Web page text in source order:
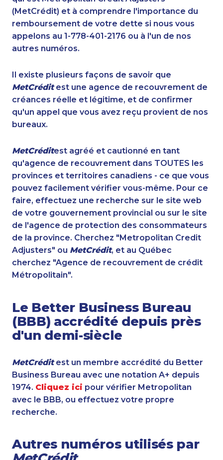
(MetCrédit) et à comprendre l'importance du
remboursement de votre dette si nous vous
appelons au 1-778-401-2176 ou à l'un de nos
autres numéros.
Il existe plusieurs façons de savoir que
MetCréditest une agence de recouvrement de
créances réelle et légitime, et de confirmer
qu'un appel que vous avez reçu provient de nos
bureaux.
MetCréditest agréé et cautionné en tant
qu'agence de recouvrement dans TOUTES les
provinces et territoires canadiens - ce que vous
pouvez facilement vérifier vous-même. Pour ce
faire, effectuez une recherche sur le site web
de votre gouvernement provincial ou sur le site
de l'agence de protection des consommateurs
de la province. Cherchez "Metropolitan Credit
Adjusters" ou MetCrédit, et au Québec
cherchez "Agence de recouvrement de crédit
Métropolitain".
Le Better Business Bureau
(BBB) accrédité depuis près
d'un demi-siècle
MetCréditest un membre accrédité du Better
Business Bureau avec une notation A+ depuis
1974. Cliquez ici pour vérifier Metropolitan
avec le BBB, ou effectuez votre propre
recherche.
Autres numéros utilisés par